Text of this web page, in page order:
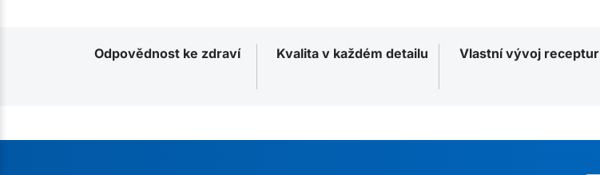
Odpovědnost ke zdraví Kvalita v každém detailu Vlastní vývoj receptur